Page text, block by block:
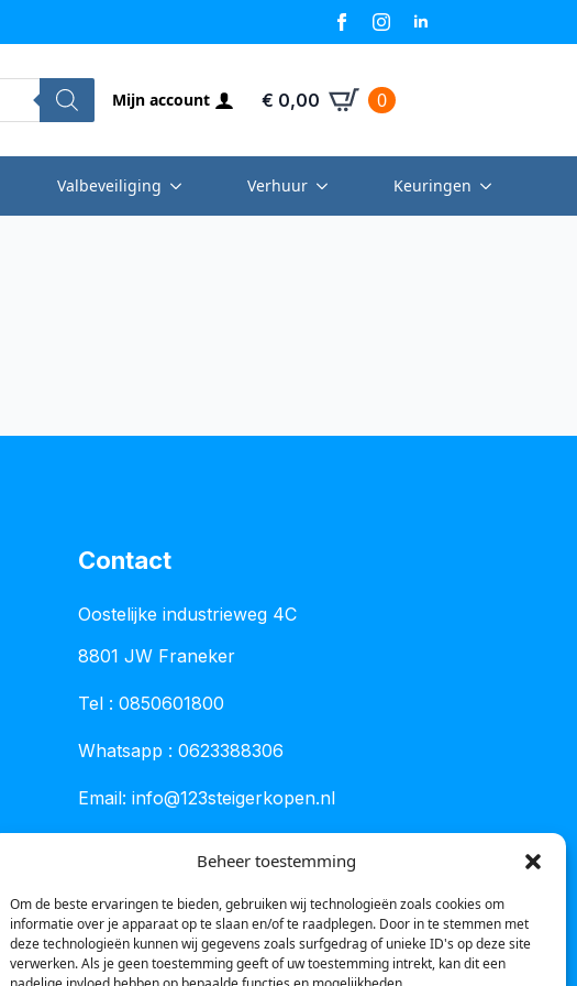
Beheer toestemming
Om de beste ervaringen te bieden, gebruiken wij technologieën zoals cookies om
informatie over je apparaat op te slaan en/of te raadplegen. Door in te stemmen met
deze technologieën kunnen wij gegevens zoals surfgedrag of unieke ID's op deze site
verwerken. Als je geen toestemming geeft of uw toestemming intrekt, kan dit een
Mijn account € 0,00 0
Valbeveiliging Verhuur Keuringen
Contact
Oostelijke industrieweg 4C
8801 JW Franeker
Tel : 0850601800
Whatsapp : 0623388306
Email: info@123steigerkopen.nl